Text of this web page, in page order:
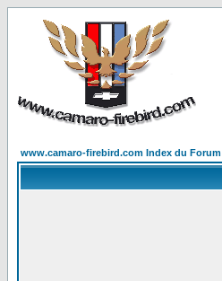
www.camaro-firebird.com Index du Forum